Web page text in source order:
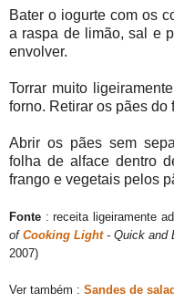
Bater o iogurte com os
a raspa de limão, sal e
envolver.
Torrar muito
forno. Retirar os pães do
Abrir os pães sem
folha de alface dentro
frango e vegetais pelos
Fonte : receita ligeiramente
of Cooking Light- Quick and
2007)
Ver também : Sandes de